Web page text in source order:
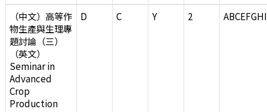
（中文）高等作
物生產與生理專
題討論（三）
（英文）
Seminar in
Advanced
Crop
Production
D C Y 2 ABCEFGHI